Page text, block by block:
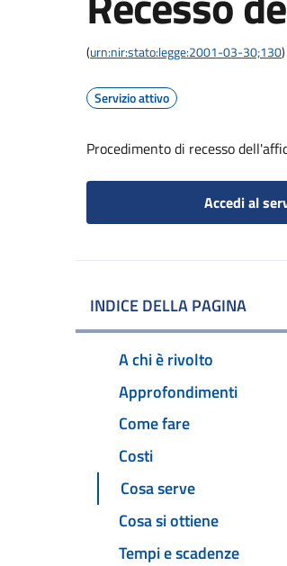
(urn:nir:stato:legge:2001-03-30;130)
Servizio attivo
Procedimento di recesso
Accedi al
INDICE DELLA PAGINA
A chi è rivolto
Approfondimenti
Come fare
Costi
Cosa serve
Cosa si ottiene
Tempi e scadenze